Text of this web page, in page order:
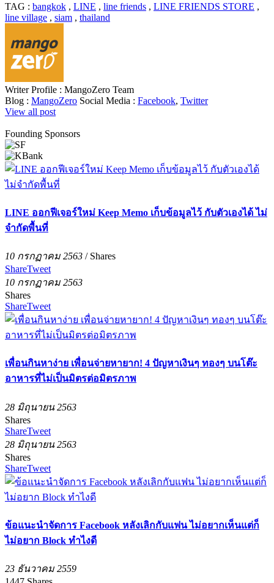
TAG : bangkok , LINE , line friends , LINE FRIENDS STORE ,
line village , siam , thailand
Writer Profile : MangoZero Team
Blog : MangoZero Social Media : Facebook, Twitter
View all post
Founding Sponsors
LINE ออกฟีเจอร์ใหม่ Keep Memo เก็บข้อมูลไว้ กับตัวเองได้ ไม่
จำกัดพื้นที่
10 กรกฏาคม 2563 / Shares
ShareTweet
10 กรกฏาคม 2563
Shares
ShareTweet
เพื่อนกินหาง่าย เพื่อนจ่ายหายาก! 4 ปัญหาเงินๆ ทองๆ บนโต๊ะ
อาหารที่ไม่เป็นมิตรต่อมิตรภาพ
28 มิถุนายน 2563
Shares
ShareTweet
28 มิถุนายน 2563
Shares
ShareTweet
‪ข้อแนะนำจัดการ Facebook หลังเลิกกับแฟน ไม่อยากเห็นแต่ก็
ไม่อยาก Block ทำไงดี‬
23 ธันวาคม 2559